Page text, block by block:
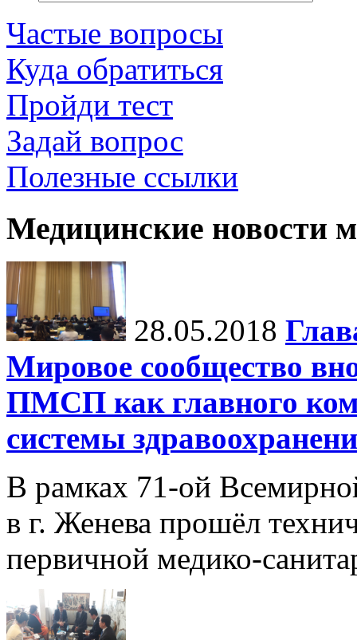
Частые вопросы
Куда обратиться
Пройди тест
Задай вопрос
Полезные ссылки
Медицинские новости
28.05.2018
Мировое сообщество
ПМСП как главного
системы
В рамках 71-ой
в г. Женева прошёл
первичной медико-